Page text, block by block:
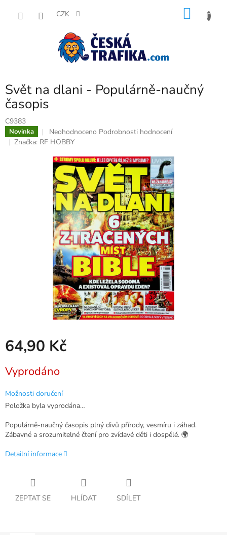
CZK
Svět na dlani - Populárně-naučný
časopis
C9383
Novinka
Průměrné
hodnocení
je
0,0
hvězdiček.
Neohodnoceno Podrobnosti hodnocení
Značka: RF HOBBY
64,90 Kč
cena:
Vyprodáno
Možnosti doručení
Položka byla vyprodána…
Populárně-naučný časopis plný divů přírody, vesmíru i záhad.
Zábavné a srozumitelné čtení pro zvídavé děti i dospělé. 🌍
Detailní informace
ZEPTAT SE HLÍDAT SDÍLET